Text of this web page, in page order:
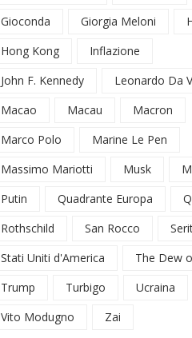
Gioconda
Giorgia Meloni
Hong Kong
Inflazione
John F. Kennedy
Leonardo Da
Macao
Macau
Macron
Marco Polo
Marine Le Pen
Massimo Mariotti
Musk
Putin
Quadrante Europa
Rothschild
San Rocco
Stati Uniti d'America
The Dew
Trump
Turbigo Ucraina
Vito Modugno
Zai